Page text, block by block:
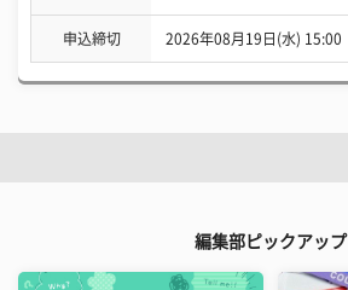
申込締切 2026年08月19日(水) 15:00
編集部ピックアップ